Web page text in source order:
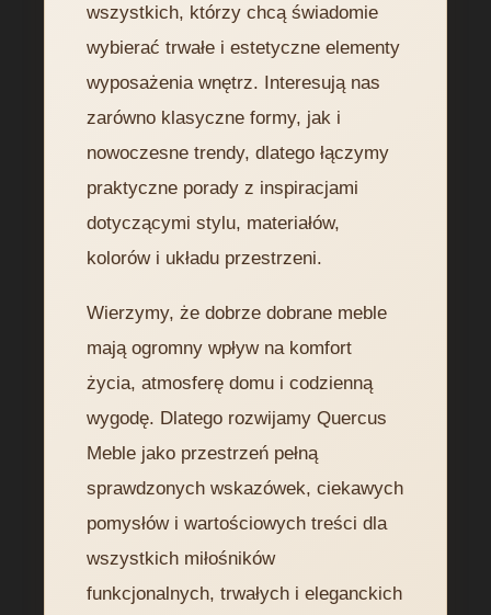
wszystkich, którzy chcą świadomie
wybierać trwałe i estetyczne elementy
wyposażenia wnętrz. Interesują nas
zarówno klasyczne formy, jak i
nowoczesne trendy, dlatego łączymy
praktyczne porady z inspiracjami
dotyczącymi stylu, materiałów,
kolorów i układu przestrzeni.
Wierzymy, że dobrze dobrane meble
mają ogromny wpływ na komfort
życia, atmosferę domu i codzienną
wygodę. Dlatego rozwijamy Quercus
Meble jako przestrzeń pełną
sprawdzonych wskazówek, ciekawych
pomysłów i wartościowych treści dla
wszystkich miłośników
funkcjonalnych, trwałych i eleganckich